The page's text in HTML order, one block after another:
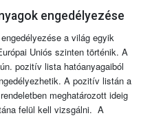
engedélyezése
a világ egyik
Uniós szinten történik. A
pozitív lista hatóanyagaiból
A pozitív listán a
meghatározott ideig
felül kell vizsgálni. A